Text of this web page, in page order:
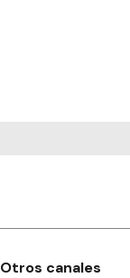
Otros canales